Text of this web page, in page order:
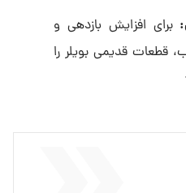
: برای افزایش بازدهی و
قطعات قدیمی بویلر را